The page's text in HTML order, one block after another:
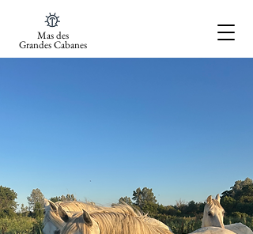
Mas des
Grandes Cabanes